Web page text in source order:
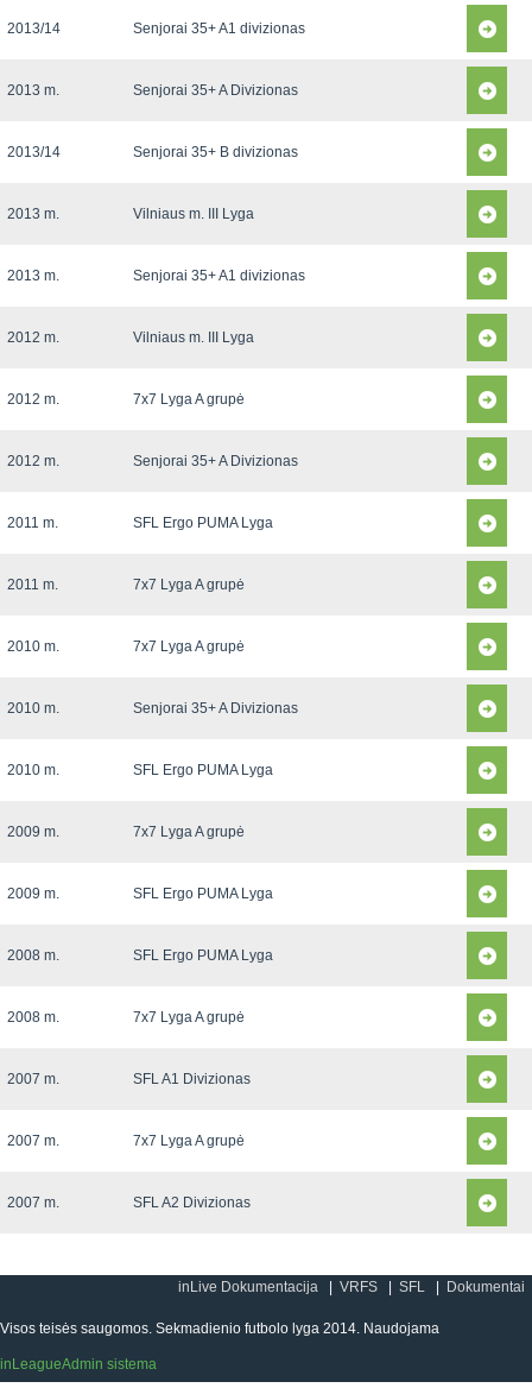
2013/14 Senjorai 35+ A1 divizionas
2013 m. Senjorai 35+ A Divizionas
2013/14 Senjorai 35+ B divizionas
2013 m. Vilniaus m. III Lyga
2013 m. Senjorai 35+ A1 divizionas
2012 m. Vilniaus m. III Lyga
2012 m. 7x7 Lyga A grupė
2012 m. Senjorai 35+ A Divizionas
2011 m. SFL Ergo PUMA Lyga
2011 m. 7x7 Lyga A grupė
2010 m. 7x7 Lyga A grupė
2010 m. Senjorai 35+ A Divizionas
2010 m. SFL Ergo PUMA Lyga
2009 m. 7x7 Lyga A grupė
2009 m. SFL Ergo PUMA Lyga
2008 m. SFL Ergo PUMA Lyga
2008 m. 7x7 Lyga A grupė
2007 m. SFL A1 Divizionas
2007 m. 7x7 Lyga A grupė
2007 m. SFL A2 Divizionas
inLive Dokumentacija VRFS SFL Dokumentai
Visos teisės saugomos. Sekmadienio futbolo lyga 2014. Naudojama
inLeagueAdmin sistema